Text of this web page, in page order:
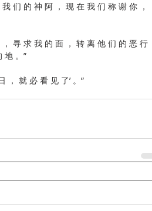
们 的 神 阿 ， 现 在 我 们 称 谢 你 ，
寻 求 我 的 面 ， 转 离 他 们 的 恶 行
地 。”
， 就 必 看 见 了’ 。”